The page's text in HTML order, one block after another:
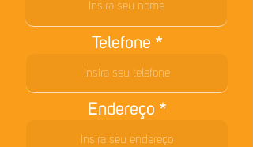
Telefone
Endereço